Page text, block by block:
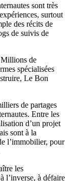
sont très
surtout
des récits de
de suivis de
Millions de
spécialisées
Le Bon
de partages
Entre les
d’un projet
sont à la
l’immobilier, pour
les
l’inverse, à défaire